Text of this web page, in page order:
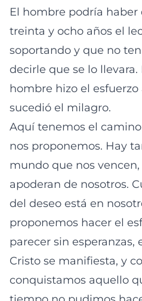
El hombre podría
treinta y ocho años el
soportando y que no
decirle que se lo llevara.
hombre hizo el
sucedió el milagro.
Aquí tenemos el
nos proponemos. Hay
mundo que nos
apoderan de nosotros.
del deseo está en
proponemos hacer el
parecer sin esperanzas,
Cristo se manifiesta, y
conquistamos aquello